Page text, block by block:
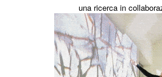
una ricerca in